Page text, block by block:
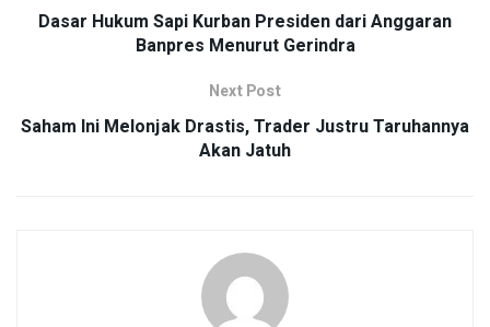
Dasar Hukum Sapi Kurban Presiden dari Anggaran
Banpres Menurut Gerindra
Next Post
Saham Ini Melonjak Drastis, Trader Justru Taruhannya
Akan Jatuh